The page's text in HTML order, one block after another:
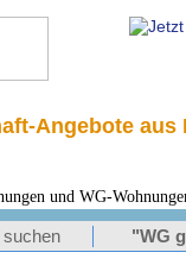
Angebote
und WG-
suchen "WG